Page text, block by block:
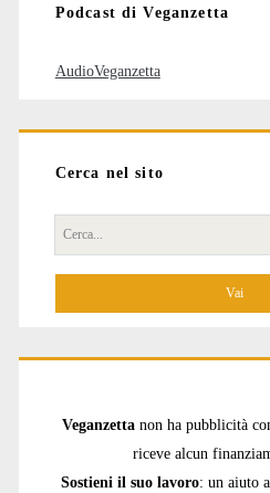
Podcast di Veganzetta
AudioVeganzetta
Cerca nel sito
Cerca
per:
Veganzetta non ha pubblicità
riceve alcun
Sostieni il suo lavoro: un aiuto